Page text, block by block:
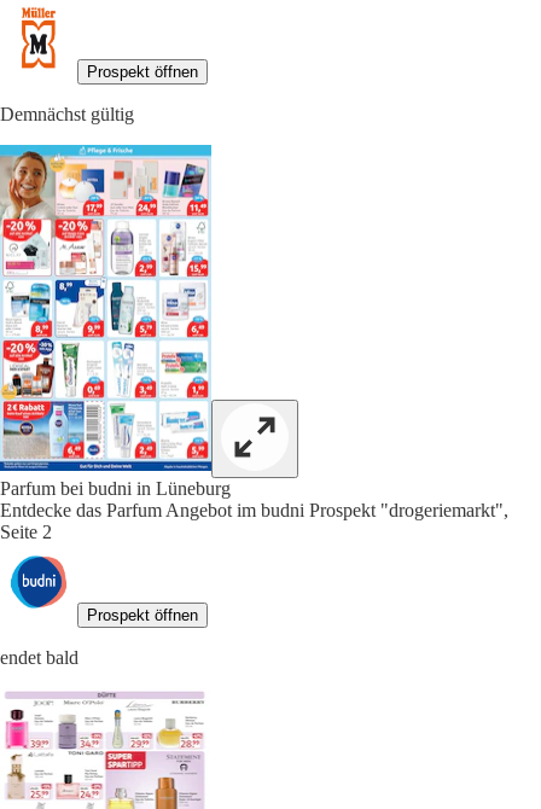
Prospekt öffnen
Demnächst gültig
Parfum bei budni in Lüneburg
Entdecke das Parfum Angebot im budni Prospekt "drogeriemarkt",
Seite 2
Prospekt öffnen
endet bald